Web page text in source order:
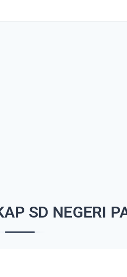
SD NEGERI